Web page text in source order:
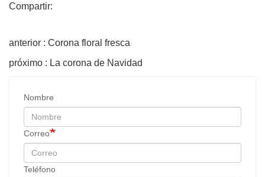
Compartir:
anterior : Corona floral fresca
próximo : La corona de Navidad
Nombre
Correo
Teléfono